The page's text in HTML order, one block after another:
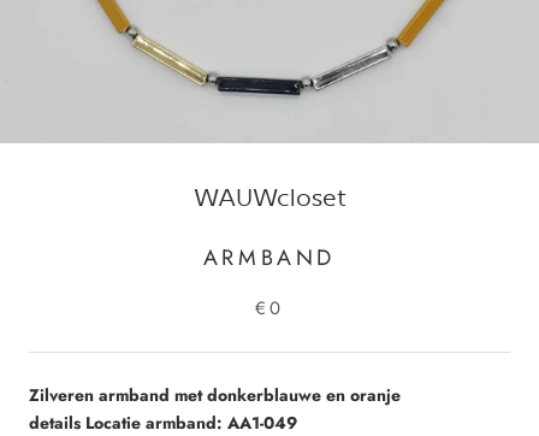
WAUWcloset
ARMBAND
€0
Zilveren armband met donkerblauwe en oranje
details Locatie armband: AA1-049